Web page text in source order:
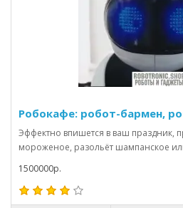
Робокафе: робот-бармен,
Эффектно впишется в ваш праздник,
мороженое, разольёт шампанское
1500000р.